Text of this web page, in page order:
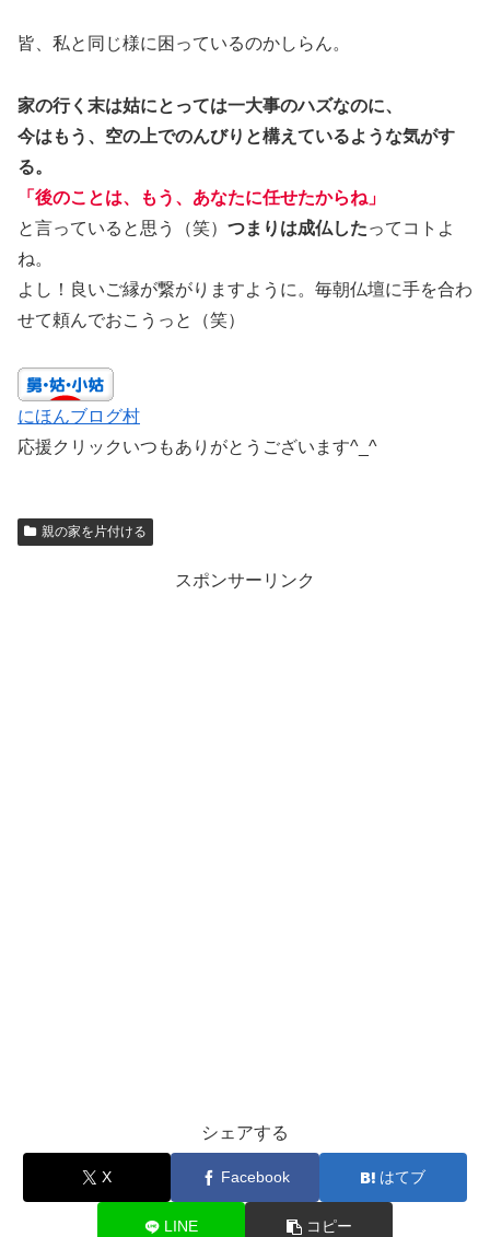
皆、私と同じ様に困っているのかしらん。
家の行く末は姑にとっては一大事のハズなのに、
今はもう、空の上でのんびりと構えているような気がす
る。
「後のことは、もう、あなたに任せたからね」
と言っていると思う（笑） つまりは成仏したってコトよ
ね。
よし！良いご縁が繋がりますように。毎朝仏壇に手を合わ
せて頼んでおこうっと（笑）
にほんブログ村
応援クリックいつもありがとうございます^_^
親の家を片付ける
スポンサーリンク
シェアする
X Facebook はてブ
LINE コピー